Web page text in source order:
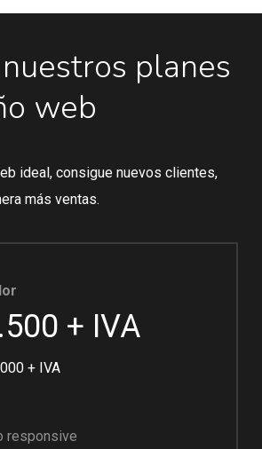
nuestros planes
web
ideal, consigue nuevos clientes,
más ventas.
+ IVA
+ IVA
responsive